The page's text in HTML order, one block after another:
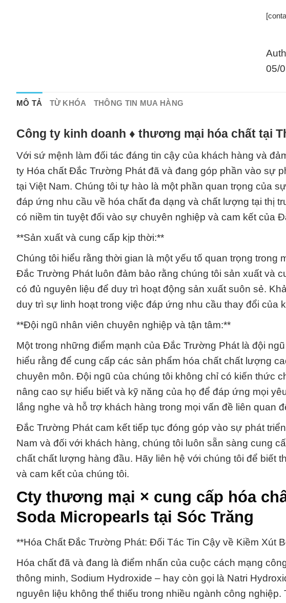
05/
MÔ TẢ TỪ KHÓA THÔNG TIN MUA HÀNG
Công ty kinh doanh ♦ thương mại hóa chất tại
Với sứ mệnh làm đối tác đáng tin cậy của khách hàng và
ty Hóa chất Đắc Trường Phát đã và đang góp phần vào sự
tại Việt Nam. Chúng tôi tự hào là một phần quan trọng của
đáp ứng nhu cầu về hóa chất đa dạng và chất lượng tại thị
có niềm tin tuyệt đối vào sự chuyên nghiệp và cam kết của
**Sản xuất và cung cấp kịp thời:**
Chúng tôi hiểu rằng thời gian là một yếu tố quan trọng trong
Đắc Trường Phát luôn đảm bảo rằng chúng tôi sản xuất và
có đủ nguyên liệu để duy trì hoạt động sản xuất suôn sẻ.
duy trì sự linh hoạt trong việc đáp ứng nhu cầu thay đổi của
**Đội ngũ nhân viên chuyên nghiệp và tận tâm:**
Một trong những điểm mạnh của Đắc Trường Phát là đội
hiểu rằng để cung cấp các sản phẩm hóa chất chất lượng
chuyên môn. Đội ngũ của chúng tôi không chỉ có kiến thức
nâng cao sự hiểu biết và kỹ năng của họ để đáp ứng mọi
lắng nghe và hỗ trợ khách hàng trong mọi vấn đề liên quan
Đắc Trường Phát cam kết tiếp tục đóng góp vào sự phát
Nam và đối với khách hàng, chúng tôi luôn sẵn sàng cung
chất chất lượng hàng đầu. Hãy liên hệ với chúng tôi để biết
và cam kết của chúng tôi.
Cty thương mại × cung cấp hóa
Soda Micropearls tại Sóc Trăng
**Hóa Chất Đắc Trường Phát: Đối Tác Tin Cậy về Kiềm Xút
Hóa chất đã và đang là điểm nhấn của cuộc cách mạng
thông minh, Sodium Hydroxide – hay còn gọi là Natri
nguyên liệu không thể thiếu trong nhiều ngành công